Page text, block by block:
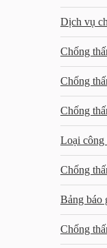
Dịch vụ
Chống
Chống
Chống
Loại công
Chống
Bảng báo
Chống